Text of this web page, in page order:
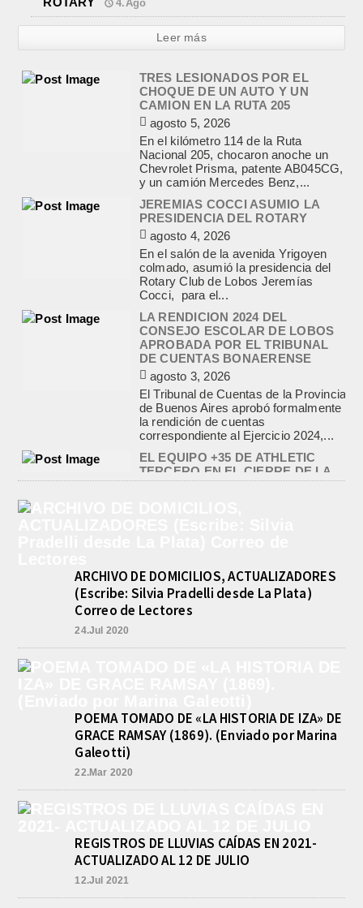
4.Ago
Leer más
CAMION EN LA RUTA 205
agosto 5, 2026
En el kilómetro 114 de la Ruta
Chevrolet Prisma, patente AB045CG,
y un camión Mercedes Benz,...
JEREMIAS COCCI ASUMIO LA
PRESIDENCIA DEL ROTARY
agosto 4, 2026
En el salón de la avenida Yrigoyen
colmado, asumió la presidencia del
Rotary Club de Lobos Jeremías
Cocci, para el...
LA RENDICION 2024 DEL
CONSEJO ESCOLAR DE LOBOS
APROBADA POR EL TRIBUNAL
DE CUENTAS BONAERENSE
agosto 3, 2026
El Tribunal de Cuentas de la Provincia
de Buenos Aires aprobó formalmente
la rendición de cuentas
correspondiente al Ejercicio 2024,...
EL EQUIPO +35 DE ATHLETIC
TERCERO EN EL CIERRE DE LA
MAXI LIGA DE CHIVILCOY
agosto 2, 2026
El equipo +35 del Maxi Básquet del
Lobos Athletic Club, terminó en el
podio de la Maxi Liga de Chivilcoy,...
INFORME DE DEFENSA CIVIL
martes, el Intendente Jorge
Etcheverry recibió, por parte de su
par de...
TRES LESIONADOS POR EL
CAMION EN LA RUTA 205
y un camión Mercedes Benz,...
ARCHIVO DE DOMICILIOS, ACTUALIZADORES
(Escribe: Silvia Pradelli desde La Plata)
Correo de Lectores
24.Jul 2020
POEMA TOMADO DE «LA HISTORIA DE IZA» DE
GRACE RAMSAY (1869). (Enviado por Marina
Galeotti)
22.Mar 2020
REGISTROS DE LLUVIAS CAÍDAS EN 2021-
ACTUALIZADO AL 12 DE JULIO
12.Jul 2021